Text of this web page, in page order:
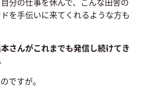
を手伝いに来てくれるような方も
さんがこれまでも発信し続けてき
ですが。